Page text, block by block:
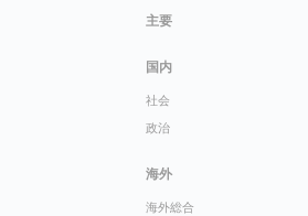
主要
国内
社会
政治
海外
海外総合